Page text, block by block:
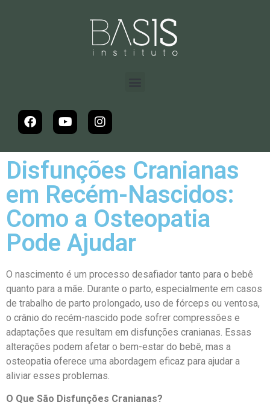
Disfunções Cranianas
em Recém-Nascidos:
Como a Osteopatia
Pode Ajudar
O nascimento é um processo desafiador tanto para o bebê
quanto para a mãe. Durante o parto, especialmente em casos
de trabalho de parto prolongado, uso de fórceps ou ventosa,
o crânio do recém-nascido pode sofrer compressões e
adaptações que resultam em disfunções cranianas. Essas
alterações podem afetar o bem-estar do bebê, mas a
osteopatia oferece uma abordagem eficaz para ajudar a
aliviar esses problemas.
O Que São Disfunções Cranianas?